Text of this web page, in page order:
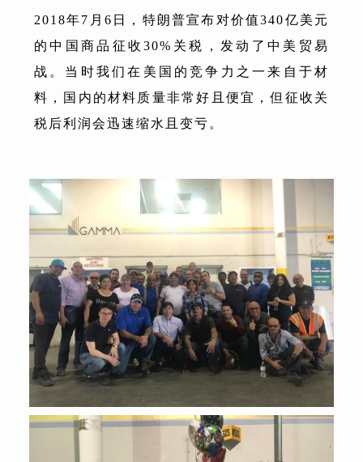
2018年7月6日，特朗普宣布对价值340亿美元
的中国商品征收30%关税，发动了中美贸易
战。当时我们在美国的竞争力之一来自于材
料，国内的材料质量非常好且便宜，但征收关
税后利润会迅速缩水且变亏。